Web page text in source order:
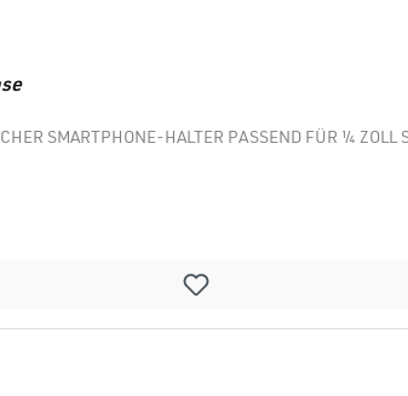
SMARTPHONE-HALTER PASSEND FÜR ¼ ZOLL
von 4 von 5 Sternen